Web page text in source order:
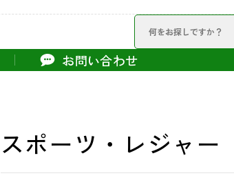
お問い合わせ
スポーツ・レジャー